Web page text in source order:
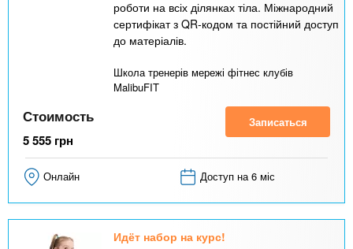
роботи на всіх ділянках тіла. Міжнародний
сертифікат з QR-кодом та постійний доступ
до матеріалів.
Школа тренерів мережі фітнес клубів
MalibuFIT
Стоимость
5 555 грн
Записаться
Онлайн Доступ на 6 міс
Идёт набор на курс!